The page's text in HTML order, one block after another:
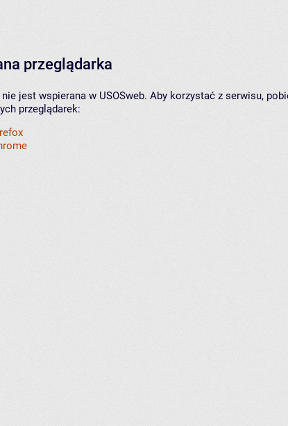
przeglądarka
jest wspierana w USOSweb. Aby korzystać z serwisu,
przeglądarek: